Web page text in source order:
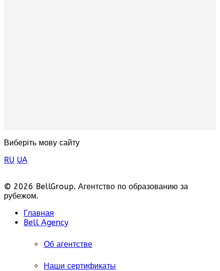
Виберіть мову сайту
RU UA
© 2026 BellGroup. Агентство по образованию за
рубежом.
Главная
Bell Agency
Об агентстве
Наши сертификаты